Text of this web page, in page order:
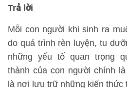
Trả lời
Mỗi con người khi sinh ra
do quá trình rèn luyện, tu
những yếu tố quan trọng
thành của con người chính
là nơi lưu trữ những kiến thức